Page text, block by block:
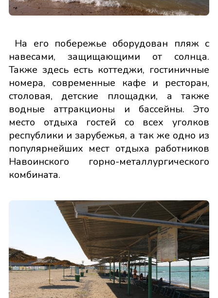
На его побережье оборудован пляж с
навесами, защищающими от солнца.
Также здесь есть коттеджи, гостиничные
номера, современные кафе и ресторан,
столовая, детские площадки, а также
водные аттракционы и бассейны. Это
место отдыха гостей со всех уголков
республики и зарубежья, а так же одно из
популярнейших мест отдыха работников
Навоинского горно-металлургического
комбината.